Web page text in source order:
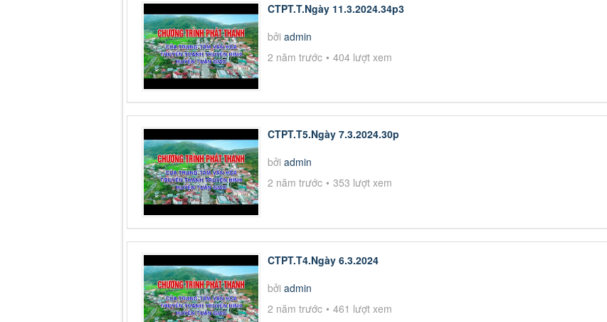
CTPT.T.Ngày 11.3.2024.34p3
bởi admin
2 năm trước
404 lượt xem
CTPT.T5.Ngày 7.3.2024.30p
bởi admin
2 năm trước
353 lượt xem
CTPT.T4.Ngày 6.3.2024
bởi admin
2 năm trước
461 lượt xem